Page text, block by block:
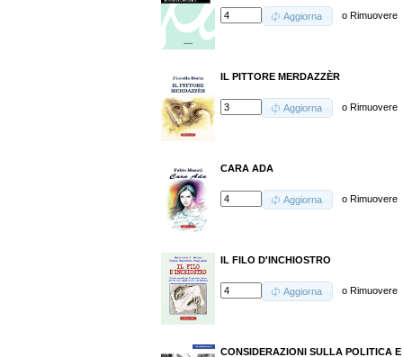
Aggiorna oRimuovere
IL PITTORE MERDAZZÈR
Aggiorna oRimuovere
CARA ADA
Aggiorna oRimuovere
IL FILO D'INCHIOSTRO
Aggiorna oRimuovere
CONSIDERAZIONI SULLA POLITICA